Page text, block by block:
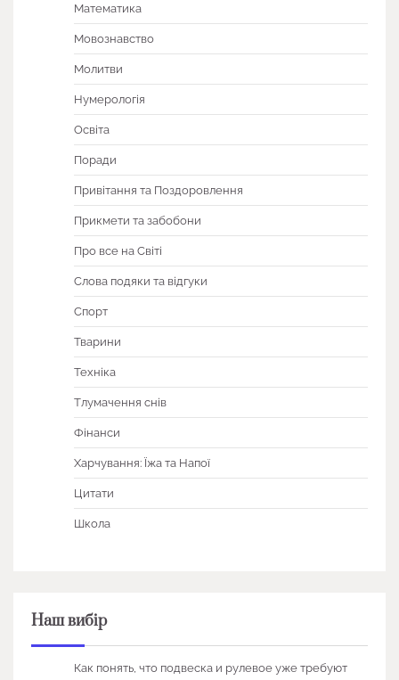
Математика
Мовознавство
Молитви
Нумерологія
Освіта
Поради
Привітання та Поздоровлення
Прикмети та забобони
Про все на Світі
Слова подяки та відгуки
Спорт
Тварини
Техніка
Тлумачення снів
Фінанси
Харчування: Їжа та Напої
Цитати
Школа
Наш вибір
Как понять, что подвеска и рулевое уже требуют